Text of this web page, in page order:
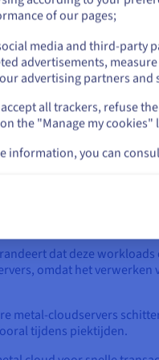
ook. Bare metal-
on demand
en verstorend kan zijn.
Bare metal cloud-
geschikt zijn voor
Cloud-servers
waar prestaties,
wetenschappelijke
dat deze
omdat het
metal-cloudservers
tijdens piektijden.
op de huidige website
Selecteer een andere
of our pages;
media and third-party
advertisements,
advertising partners and
all trackers, refuse
the "Manage my
information, you can